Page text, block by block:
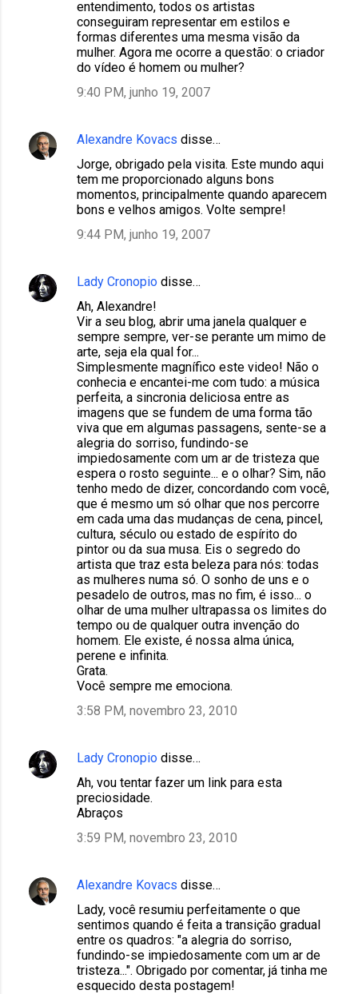
entendimento, todos os artistas
conseguiram representar em estilos e
formas diferentes uma mesma visão da
mulher. Agora me ocorre a questão: o criador
do vídeo é homem ou mulher?
9:40 PM, junho 19, 2007
Alexandre Kovacs disse…
Jorge, obrigado pela visita. Este mundo aqui
tem me proporcionado alguns bons
momentos, principalmente quando aparecem
bons e velhos amigos. Volte sempre!
9:44 PM, junho 19, 2007
Lady Cronopio disse…
Ah, Alexandre!
Vir a seu blog, abrir uma janela qualquer e
sempre sempre, ver-se perante um mimo de
arte, seja ela qual for...
Simplesmente magnífico este video! Não o
conhecia e encantei-me com tudo: a música
perfeita, a sincronia deliciosa entre as
imagens que se fundem de uma forma tão
viva que em algumas passagens, sente-se a
alegria do sorriso, fundindo-se
impiedosamente com um ar de tristeza que
espera o rosto seguinte... e o olhar? Sim, não
tenho medo de dizer, concordando com você,
que é mesmo um só olhar que nos percorre
em cada uma das mudanças de cena, pincel,
cultura, século ou estado de espírito do
pintor ou da sua musa. Eis o segredo do
artista que traz esta beleza para nós: todas
as mulheres numa só. O sonho de uns e o
pesadelo de outros, mas no fim, é isso... o
olhar de uma mulher ultrapassa os limites do
tempo ou de qualquer outra invenção do
homem. Ele existe, é nossa alma única,
perene e infinita.
Grata.
Você sempre me emociona.
3:58 PM, novembro 23, 2010
Lady Cronopio disse…
Ah, vou tentar fazer um link para esta
preciosidade.
Abraços
3:59 PM, novembro 23, 2010
Alexandre Kovacs disse…
Lady, você resumiu perfeitamente o que
sentimos quando é feita a transição gradual
entre os quadros: "a alegria do sorriso,
fundindo-se impiedosamente com um ar de
tristeza...". Obrigado por comentar, já tinha me
esquecido desta postagem!